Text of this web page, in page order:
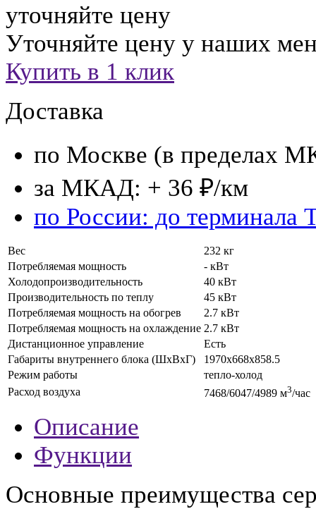
уточняйте цену
Уточняйте цену у наших
Купить в 1 клик
Доставка
по Москве (в пределах
за МКАД: + 36 ₽/км
по России: до терминала
Вес
232 кг
Потребляемая мощность
- кВт
Холодопроизводительность
40 кВт
Производительность по теплу
45 кВт
Потребляемая мощность на обогрев
2.7 кВт
Потребляемая мощность на охлаждение 2.7 кВт
Дистанционное управление
Есть
Габариты внутреннего блока (ШхВхГ)
1970x668x858.5
Режим работы
тепло-холод
Расход воздуха
7468/6047/4989 м3/час
Описание
Функции
Основные преимущества